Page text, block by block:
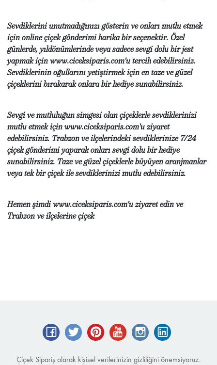
Sevdiklerini unutmadığınızı gösterin ve onları mutlu etmek
için online çiçek gönderimi harika bir seçenektir. Özel
günlerde, yıldönümlerinde veya sadece sevgi dolu bir jest
yapmak için www.ciceksiparis.com'u tercih edebilirsiniz.
Sevdiklerinin oğullarını yetiştirmek için en taze ve güzel
çiçeklerini bırakarak onlara bir hediye sunabilirsiniz.
Sevgi ve mutluluğun simgesi olan çiçeklerle sevdiklerinizi
mutlu etmek için www.ciceksiparis.com'u ziyaret
edebilirsiniz. Trabzon ve ilçelerindeki sevdiklerinize 7/24
çiçek gönderimi yaparak onları sevgi dolu bir hediye
sunabilirsiniz. Taze ve güzel çiçeklerle büyüyen aranjmanlar
veya tek bir çiçek ile sevdiklerinizi mutlu edebilirsiniz.
Hemen şimdi www.ciceksiparis.com'u ziyaret edin ve
Trabzon ve ilçelerine çiçek
FacebookTwitter Pinterest YouTube Instagram
Çiçek Sipariş olarak kişisel verilerinizin gizliliğini önemsiyoruz.